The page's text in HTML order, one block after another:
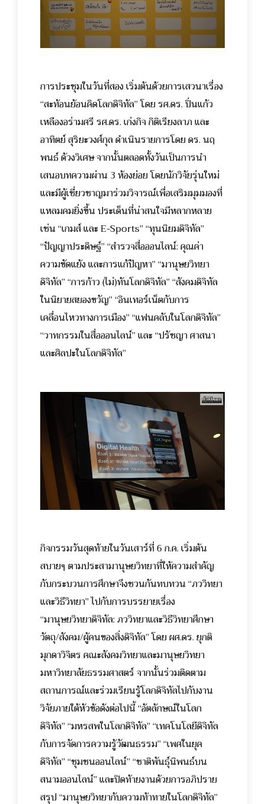
การประชุมในวันที่สอง เริ่มต้นด้วยการเสวนาเรื่อง
“สะท้อนย้อนคิดโลกดิจิทัล” โดย รศ.ดร. ปิ่นแก้ว
เหลืองอร่ามศรี รศ.ดร. เก่งกิจ กิติเรียงลาภ และ
อาทิตย์ สุริยะวงศ์กุล ดำเนินรายการโดย ดร. นฤ
พนธ์ ด้วงวิเศษจากนั้นตลอดทั้งวันเป็นการนำ
เสนอบทความผ่าน 3 ห้องย่อย โดยนักวิจัยรุ่นใหม่
และมีผู้เชี่ยวชาญมาร่วมวิจารณ์เพื่อเสริมมุมมองที่
แหลมคมยิ่งขึ้น ประเด็นที่น่าสนใจมีหลากหลาย
เช่น “เกมส์ และ E-Sports” “ทุนนิยมดิจิทัล”
“ปัญญาประดิษฐ์” “สำรวจสื่อออนไลน์: คุณค่า
ความขัดแย้ง และการแก้ปัญหา” “มานุษยวิทยา
ดิจิทัล” “การก้าว (ไม่)ทันโลกดิจิทัล” “สังคมดิจิทัล
ในนิยายสยองขวัญ” “อินเทอร์เน็ตกับการ
เคลื่อนไหวทางการเมือง” “แฟนคลับในโลกดิจิทัล”
“วาทกรรมในสื่อออนไลน์” และ “ปรัชญา ศาสนา
และศิลปะในโลกดิจิทัล”
กิจกรรมวันสุดท้ายในวันเสาร์ที่ 6 ก.ค. เริ่มต้น
สบายๆ ตามประสามานุษยวิทยาที่ให้ความสำคัญ
กับกระบวนการศึกษาจึงชวนกันทบทวน “ภววิทยา
และวิธีวิทยา” ไปกับการบรรยายเรื่อง
“มานุษยวิทยาดิจิทัล: ภววิทยาและวิธีวิทยาศึกษา
วัตถุ/สังคม/ผู้คนของสิ่งดิจิทัล” โดย ผศ.ดร. ยุกติ
มุกดาวิจิตร คณะสังคมวิทยาและมานุษยวิทยา
มหาวิทยาลัยธรรมศาสตร์จากนั้นร่วมติดตาม
สถานการณ์และร่วมเรียนรู้โลกดิจิทัลไปกับงาน
วิจัยภายใต้หัวข้อดังต่อไปนี้ “อัตลักษณ์ในโลก
ดิจิทัล” “มหรสพในโลกดิจิทัล” “เทคโนโลยีดิจิทัล
กับการจัดการความรู้วัฒนธรรม” “เพศในยุค
ดิจิทัล” “ชุมชนออนไลน์” “ชาติพันธุ์นิพนธ์บน
สนามออนไลน์” และปิดท้ายงานด้วยการอภิปราย
สรุป “มานุษยวิทยากับความท้าทายในโลกดิจิทัล”